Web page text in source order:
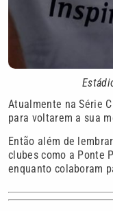
Atualmente na Série
para voltarem a sua
Então além de
clubes como a Ponte
enquanto colaboram